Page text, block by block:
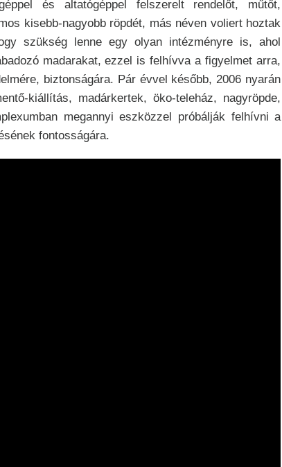
és altatógéppel felszerelt rendelőt, műtőt,
kisebb-nagyobb röpdét, más néven voliert hoztak
szükség lenne egy olyan intézményre is, ahol
madarakat, ezzel is felhívva a figyelmet arra,
biztonságára. Pár évvel később, 2006 nyarán
kiállítás, madárkertek, öko-teleház, nagyröpde,
megannyi eszközzel próbálják felhívni a
fontosságára.